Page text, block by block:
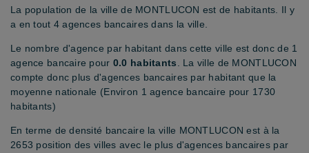
La population de la ville de MONTLUCON est de habitants. Il y
a en tout 4 agences bancaires dans la ville.
Le nombre d'agence par habitant dans cette ville est donc de 1
agence bancaire pour 0.0 habitants . La ville de MONTLUCON
compte donc plus d'agences bancaires par habitant que la
moyenne nationale (Environ 1 agence bancaire pour 1730
habitants)
En terme de densité bancaire la ville MONTLUCON est à la
2653 position des villes avec le plus d'agences bancaires par